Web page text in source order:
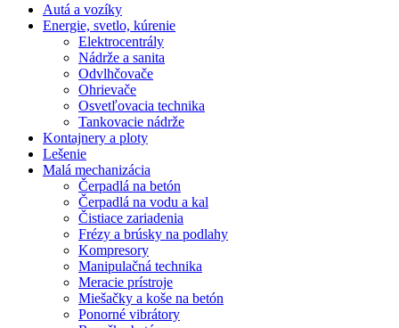
Autá a vozíky
Energie, svetlo, kúrenie
Elektrocentrály
Nádrže a sanita
Odvlhčovače
Ohrievače
Osvetľovacia technika
Tankovacie nádrže
Kontajnery a ploty
Lešenie
Malá mechanizácia
Čerpadlá na betón
Čerpadlá na vodu a kal
Čistiace zariadenia
Frézy a brúsky na podlahy
Kompresory
Manipulačná technika
Meracie prístroje
Miešačky a koše na betón
Ponorné vibrátory